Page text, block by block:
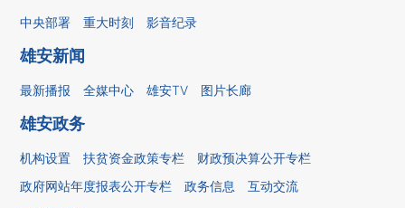
中央部署 重大时刻 影音纪录
雄安新闻
最新播报 全媒中心 雄安TV 图片长廊
雄安政务
机构设置 扶贫资金政策专栏
财政预决算公开专栏
政府网站年度报表公开专栏
政务信息 互动交流